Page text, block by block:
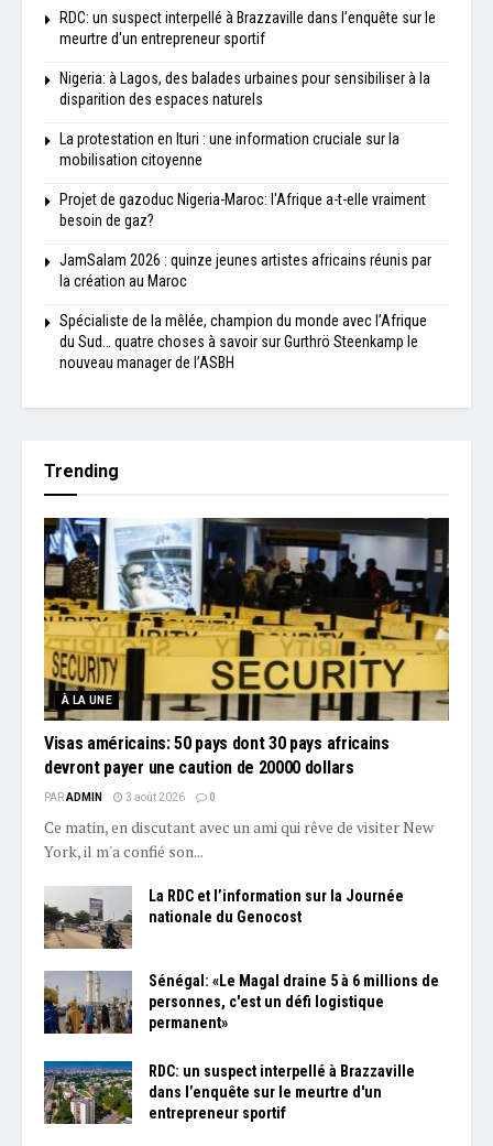
RDC: un suspect interpellé à Brazzaville dans l’enquête sur le
meurtre d'un entrepreneur sportif
Nigeria: à Lagos, des balades urbaines pour sensibiliser à la
disparition des espaces naturels
La protestation en Ituri : une information cruciale sur la
mobilisation citoyenne
Projet de gazoduc Nigeria-Maroc: l'Afrique a-t-elle vraiment
besoin de gaz?
JamSalam 2026 : quinze jeunes artistes africains réunis par
la création au Maroc
Spécialiste de la mêlée, champion du monde avec l’Afrique
du Sud… quatre choses à savoir sur Gurthrö Steenkamp le
nouveau manager de l’ASBH
Trending
À LA UNE
Visas américains: 50 pays dont 30 pays africains
devront payer une caution de 20000 dollars
PARADMIN 3 août 2026 0
Ce matin, en discutant avec un ami qui rêve de visiter New
York, il m'a confié son...
La RDC et l’information sur la Journée
nationale du Genocost
Sénégal: «Le Magal draine 5 à 6 millions de
personnes, c'est un défi logistique
permanent»
RDC: un suspect interpellé à Brazzaville
dans l’enquête sur le meurtre d'un
entrepreneur sportif